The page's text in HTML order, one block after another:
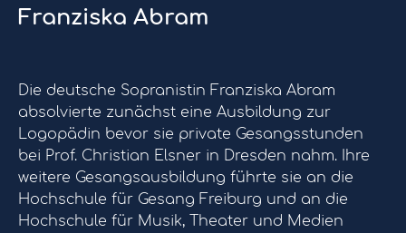
Franziska Abram
Die deutsche Sopranistin Franziska Abram
absolvierte zunächst eine Ausbildung zur
Logopädin bevor sie private Gesangsstunden
bei Prof. Christian Elsner in Dresden nahm. Ihre
weitere Gesangsausbildung führte sie an die
Hochschule für Gesang Freiburg und an die
Hochschule für Musik, Theater und Medien